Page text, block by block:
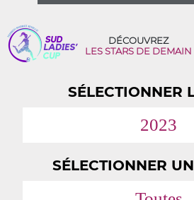
DÉCOUVREZ
LES STARS DE DEMAIN
SÉLECTIONNER
2023
SÉLECTIONNER